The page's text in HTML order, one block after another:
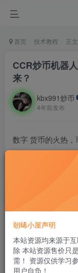
首页 技术教程 正文
CCR炒币机器
来？
kbx991炒币
4年前发布
数字 货币的火热
返，入局之前我
朝晞小屋声明
本站资源均来源于
除 本站资源售价只
需！ 资源仅供学习
用户自负！